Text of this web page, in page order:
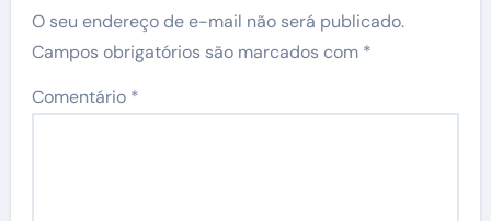
O seu endereço de e-mail não será publicado.
Campos obrigatórios são marcados com *
Comentário *